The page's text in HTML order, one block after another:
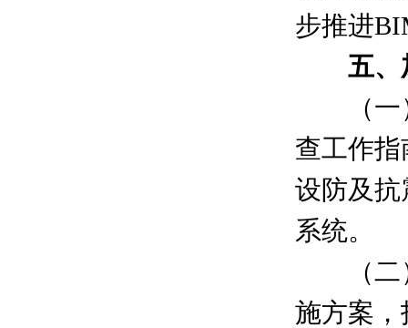
步推进
五、加
（一）
查工作
设防及
系统。
（二）
施方案